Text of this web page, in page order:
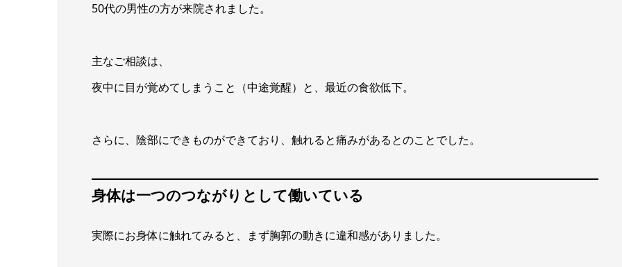
50代の男性の方が来院されました。
主なご相談は、
夜中に目が覚めてしまうこと（中途覚醒）と、最近の食欲低下。
さらに、陰部にできものができており、触れると痛みがあるとのことでした。
身体は一つのつながりとして働いている
実際にお身体に触れてみると、まず胸郭の動きに違和感がありました。